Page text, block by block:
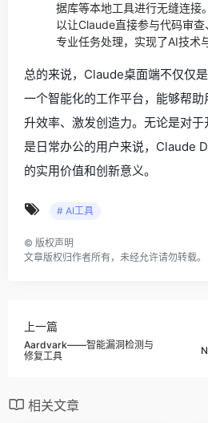
据库等本地工具进行无缝连接
以让Claude直接参与代码审
专业任务处理，实现了AI技术
总的来说，Claude桌面端不仅仅
一个智能化的工作平台，能够帮
升效率、激发创造力。无论是对
是日常办公的用户来说，Claude
的实用价值和创新意义。
# AI工具
© 版权声明
文章版权归作者所有，未经允许请勿转载。
上一篇
Aardvark——智能漏洞检测与
修复工具
相关文章